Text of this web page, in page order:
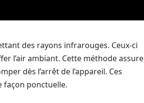
des rayons infrarouges. Ceux-ci
l’air ambiant. Cette méthode assure
dès l’arrêt de l’appareil. Ces
façon ponctuelle.